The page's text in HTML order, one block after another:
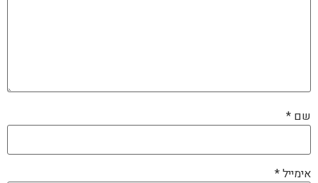
שם *
אימייל*